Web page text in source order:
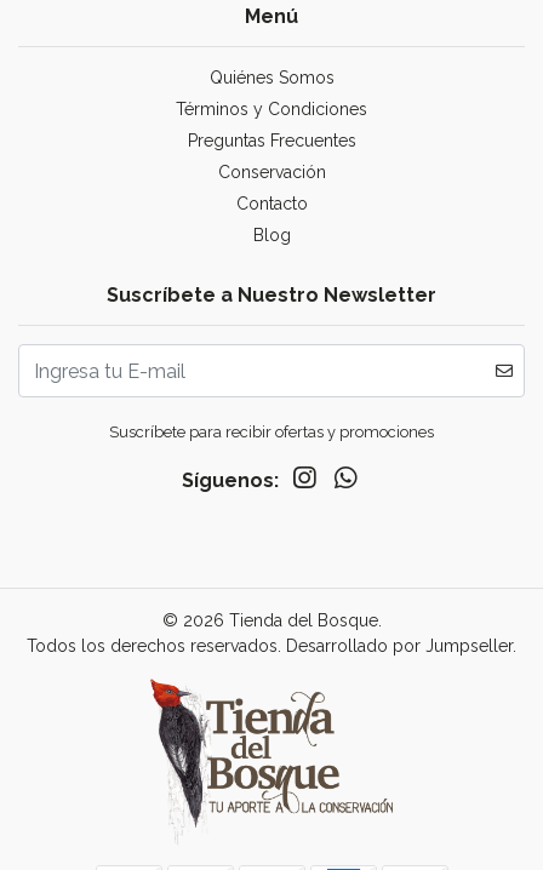
Menú
Quiénes Somos
Términos y Condiciones
Preguntas Frecuentes
Conservación
Contacto
Blog
Suscríbete a Nuestro Newsletter
Suscríbete para recibir ofertas y promociones
Síguenos:
© 2026 Tienda del Bosque.
Todos los derechos reservados.
Desarrollado por Jumpseller.